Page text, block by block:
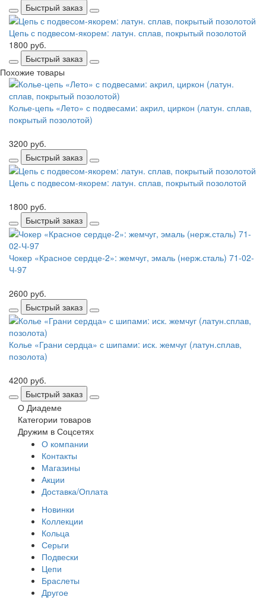
Быстрый заказ
Цепь с подвесом-якорем: латун. сплав, покрытый позолотой
1800 руб.
Быстрый заказ
Похожие товары
Колье-цепь «Лето» с подвесами: акрил, циркон (латун. сплав,
покрытый позолотой)
3200 руб.
Быстрый заказ
Цепь с подвесом-якорем: латун. сплав, покрытый позолотой
1800 руб.
Быстрый заказ
Чокер «Красное сердце-2»: жемчуг, эмаль (нерж.сталь) 71-02-
Ч-97
2600 руб.
Быстрый заказ
Колье «Грани сердца» с шипами: иск. жемчуг (латун.сплав,
позолота)
4200 руб.
Быстрый заказ
О Диадеме
Категории товаров
Дружим в Соцсетях
О компании
Контакты
Магазины
Акции
Доставка/Оплата
Новинки
Коллекции
Кольца
Серьги
Подвески
Цепи
Браслеты
Другое